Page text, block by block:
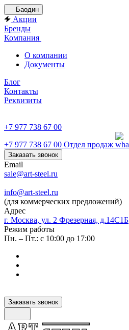
Баодин
Акции
Бренды
Компания
О компании
Документы
Блог
Контакты
Реквизиты
+7 977 738 67 00
+7 977 738 67 00 Отдел продаж
Заказать звонок
Email
sale@art-steel.ru
info@art-steel.ru
(для коммерческих предложений)
Адрес
г. Москва, ул. 2 Фрезерная, д.14С1Б
Режим работы
Пн. – Пт.: с 10:00 до 17:00
Заказать звонок